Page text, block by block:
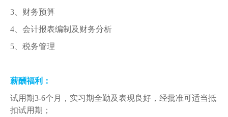
3 、财务预算
4 、会计报表编制及财务分析
5 、税务管理
薪酬福利：
试用期3-6个月，实习期全勤及表现良好，经批准可适当抵
扣试用期；